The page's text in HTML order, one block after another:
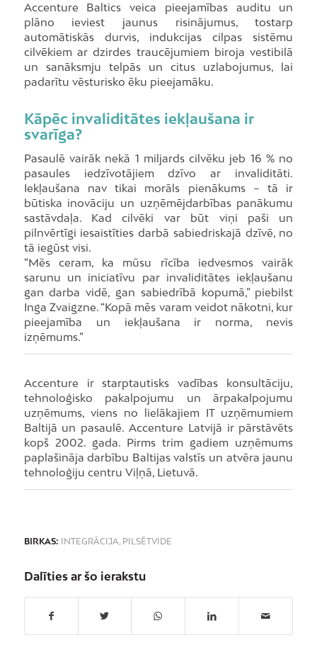
Accenture Baltics veica pieejamības auditu un
plāno ieviest jaunus risinājumus, tostarp
automātiskās durvis, indukcijas cilpas sistēmu
cilvēkiem ar dzirdes traucējumiem biroja vestibilā
un sanāksmju telpās un citus uzlabojumus, lai
padarītu vēsturisko ēku pieejamāku.
Kāpēc invaliditātes iekļaušana ir
svarīga?
Pasaulē vairāk nekā 1 miljards cilvēku jeb 16 % no
pasaules iedzīvotājiem dzīvo ar invaliditāti.
Iekļaušana nav tikai morāls pienākums – tā ir
būtiska inovāciju un uzņēmējdarbības panākumu
sastāvdaļa. Kad cilvēki var būt viņi paši un
pilnvērtīgi iesaistīties darbā sabiedriskajā dzīvē, no
tā iegūst visi.
“Mēs ceram, ka mūsu rīcība iedvesmos vairāk
sarunu un iniciatīvu par invaliditātes iekļaušanu
gan darba vidē, gan sabiedrībā kopumā,” piebilst
Inga Zvaigzne. “Kopā mēs varam veidot nākotni, kur
pieejamība un iekļaušana ir norma, nevis
izņēmums.”
Accenture ir starptautisks vadības konsultāciju,
tehnoloģisko pakalpojumu un ārpakalpojumu
uzņēmums, viens no lielākajiem IT uzņēmumiem
Baltijā un pasaulē. Accenture Latvijā ir pārstāvēts
kopš 2002. gada. Pirms trim gadiem uzņēmums
paplašināja darbību Baltijas valstīs un atvēra jaunu
tehnoloģiju centru Viļņā, Lietuvā.
BIRKAS: INTEGRĀCIJA, PILSĒTVIDE
Dalīties ar šo ierakstu